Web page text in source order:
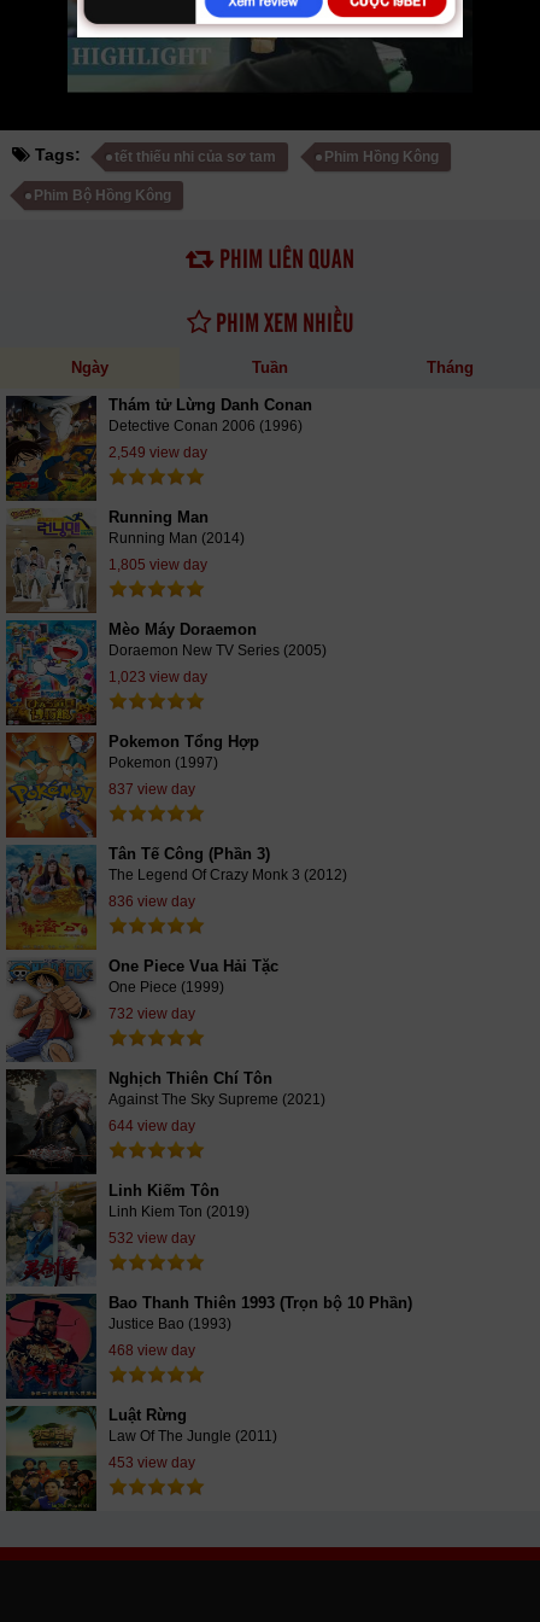
của Sơ Tam vtv HTV SCTV GOTV FullHD mới nhất. Mời các bạn đón
xem bộ phimTết Thiếu Nhi của Sơ Tam09/09 VietSub
Tags: tết thiếu nhi của sơ tam Phim Hồng Kông
Phim Bộ Hồng Kông
PHIM LIÊN QUAN
PHIM XEM NHIỀU
Ngày Tuần Tháng
Thám tử Lừng Danh Conan
Detective Conan 2006 (1996)
2,549 view day
Running Man
Running Man (2014)
1,805 view day
Mèo Máy Doraemon
Doraemon New TV Series (2005)
1,023 view day
Pokemon Tổng Hợp
Pokemon (1997)
837 view day
Tân Tế Công (Phần 3)
The Legend Of Crazy Monk 3 (2012)
836 view day
One Piece Vua Hải Tặc
One Piece (1999)
732 view day
Nghịch Thiên Chí Tôn
Against The Sky Supreme (2021)
644 view day
Linh Kiếm Tôn
Linh Kiem Ton (2019)
532 view day
Bao Thanh Thiên 1993 (Trọn bộ 10 Phần)
Justice Bao (1993)
468 view day
Luật Rừng
Law Of The Jungle (2011)
453 view day